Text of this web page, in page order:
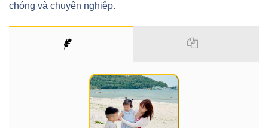
chóng và chuyên nghiệp.